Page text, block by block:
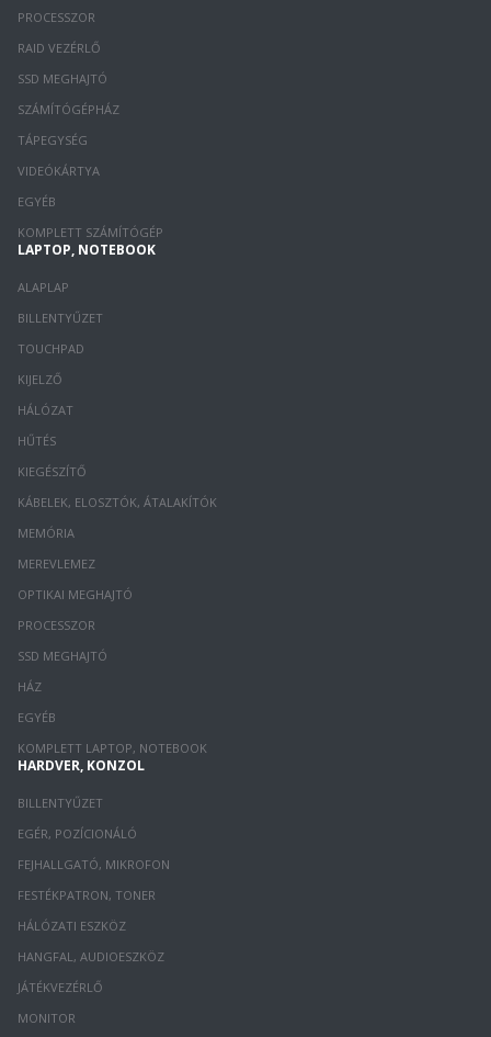
PROCESSZOR
RAID VEZÉRLŐ
SSD MEGHAJTÓ
SZÁMÍTÓGÉPHÁZ
TÁPEGYSÉG
VIDEÓKÁRTYA
EGYÉB
KOMPLETT SZÁMÍTÓGÉP
LAPTOP, NOTEBOOK
ALAPLAP
BILLENTYŰZET
TOUCHPAD
KIJELZŐ
HÁLÓZAT
HŰTÉS
KIEGÉSZÍTŐ
KÁBELEK, ELOSZTÓK, ÁTALAKÍTÓK
MEMÓRIA
MEREVLEMEZ
OPTIKAI MEGHAJTÓ
PROCESSZOR
SSD MEGHAJTÓ
HÁZ
EGYÉB
KOMPLETT LAPTOP, NOTEBOOK
HARDVER, KONZOL
BILLENTYŰZET
EGÉR, POZÍCIONÁLÓ
FEJHALLGATÓ, MIKROFON
FESTÉKPATRON, TONER
HÁLÓZATI ESZKÖZ
HANGFAL, AUDIOESZKÖZ
JÁTÉKVEZÉRLŐ
MONITOR